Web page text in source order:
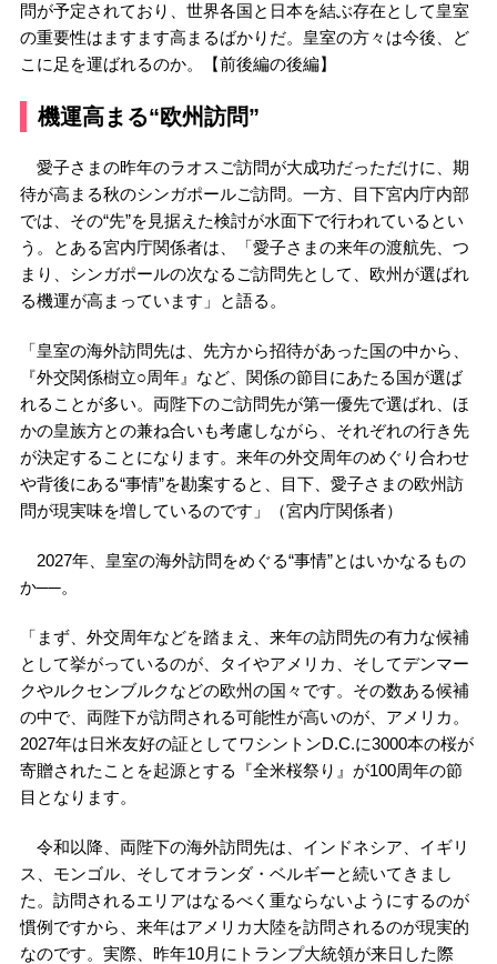
問が予定されており、世界各国と日本を結ぶ存在として皇室
の重要性はますます高まるばかりだ。皇室の方々は今後、ど
こに足を運ばれるのか。【前後編の後編】
機運高まる“欧州訪問”
愛子さまの昨年のラオスご訪問が大成功だっただけに、期
待が高まる秋のシンガポールご訪問。一方、目下宮内庁内部
では、その“先”を見据えた検討が水面下で行われているとい
う。とある宮内庁関係者は、「愛子さまの来年の渡航先、つ
まり、シンガポールの次なるご訪問先として、欧州が選ばれ
る機運が高まっています」と語る。
「皇室の海外訪問先は、先方から招待があった国の中から、
『外交関係樹立○周年』など、関係の節目にあたる国が選ば
れることが多い。両陛下のご訪問先が第一優先で選ばれ、ほ
かの皇族方との兼ね合いも考慮しながら、それぞれの行き先
が決定することになります。来年の外交周年のめぐり合わせ
や背後にある“事情”を勘案すると、目下、愛子さまの欧州訪
問が現実味を増しているのです」（宮内庁関係者）
2027年、皇室の海外訪問をめぐる“事情”とはいかなるもの
か──。
「まず、外交周年などを踏まえ、来年の訪問先の有力な候補
として挙がっているのが、タイやアメリカ、そしてデンマー
クやルクセンブルクなどの欧州の国々です。その数ある候補
の中で、両陛下が訪問される可能性が高いのが、アメリカ。
2027年は日米友好の証としてワシントンD.C.に3000本の桜が
寄贈されたことを起源とする『全米桜祭り』が100周年の節
目となります。
令和以降、両陛下の海外訪問先は、インドネシア、イギリ
ス、モンゴル、そしてオランダ・ベルギーと続いてきまし
た。訪問されるエリアはなるべく重ならないようにするのが
慣例ですから、来年はアメリカ大陸を訪問されるのが現実的
なのです。実際、昨年10月にトランプ大統領が来日した際